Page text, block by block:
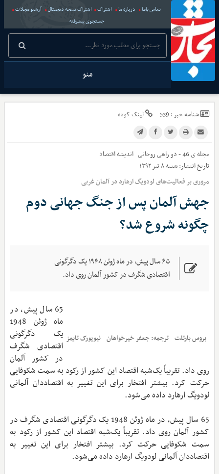
تماس باما درباره ما اشتراک اشتراک نسخه دیجیتال
آرشیو مجلات
جستجوی پیشرفته
منو
شناسه خبر : 539 لینک کوتاه
مجله ی 46 - دو راهی روحانی
اندیشه اقتصاد
تاریخ انتشار:شنبه ۸ تیر ۱۳۹۲
مروری بر فعالیت‌های لودویگ ارهارد در آلمان غربی
جهش آلمان پس از جنگ جهانی دوم
چگونه شروع شد؟
۶۵ سال پیش، در ماه ژوئن ۱۹۴۸ یک دگرگونی
اقتصادی شگرف در کشور آلمان روی داد.
بروس بارتلت ترجمه: جعفر خیرخواهان نیویورک تایمز
65 سال پیش، در
ماه ژوئن 1948
یک دگرگونی
اقتصادی شگرف
در کشور آلمان
روی داد. تقریباً یک‌شبه اقتصاد این کشور از رکود به سمت شکوفایی
حرکت کرد. بیشتر افتخار برای این تغییر به اقتصاددان آلمانی
لودویگ ارهارد داده می‌شود.
65 سال پیش، در ماه ژوئن 1948 یک دگرگونی اقتصادی شگرف در
کشور آلمان روی داد. تقریباً یک‌شبه اقتصاد این کشور از رکود به
سمت شکوفایی حرکت کرد. بیشتر افتخار برای این تغییر به
اقتصاددان آلمانی لودویگ ارهارد داده می‌شود.